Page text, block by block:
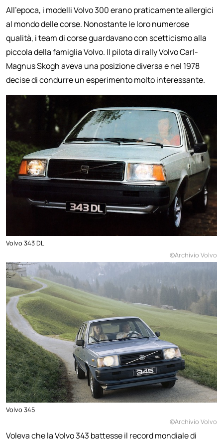
All'epoca, i modelli Volvo 300 erano praticamente allergici
al mondo delle corse. Nonostante le loro numerose
qualità, i team di corse guardavano con scetticismo alla
piccola della famiglia Volvo. Il pilota di rally Volvo Carl-
Magnus Skogh aveva una posizione diversa e nel 1978
decise di condurre un esperimento molto interessante.
Volvo 343 DL
©Archivio Volvo
Volvo 345
©Archivio Volvo
Voleva che la Volvo 343 battesse il record mondiale di